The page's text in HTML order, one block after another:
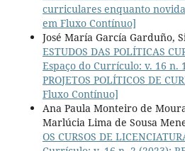
curriculares enquanto
em Fluxo Contínuo]
José María García Garduño,
ESTUDOS DAS POLÍTICAS
Espaço do Currículo: v. 16 n.
PROJETOS POLÍTICOS DE
Fluxo Contínuo]
Ana Paula Monteiro de
Marlúcia Lima de Sousa
OS CURSOS DE